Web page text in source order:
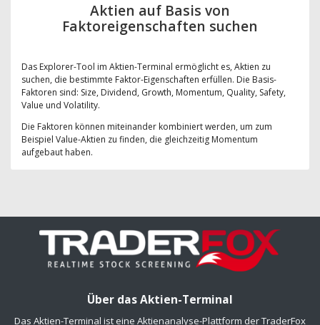
Aktien auf Basis von
Faktoreigenschaften suchen
Das Explorer-Tool im Aktien-Terminal ermöglicht es, Aktien zu
suchen, die bestimmte Faktor-Eigenschaften erfüllen. Die Basis-
Faktoren sind: Size, Dividend, Growth, Momentum, Quality, Safety,
Value und Volatility.
Die Faktoren können miteinander kombiniert werden, um zum
Beispiel Value-Aktien zu finden, die gleichzeitig Momentum
aufgebaut haben.
Über das Aktien-Terminal
Das Aktien-Terminal ist eine Aktienanalyse-Plattform der TraderFox